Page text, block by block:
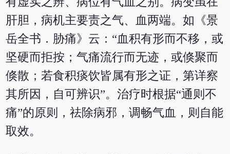
肝胆，病机主要责之气、血两端。如《景
岳全书．胁痛》云：“血积有形而不移，或
坚硬而拒按；气痛流行而无迹，或倏聚而
倏散；若食积痰饮皆属有形之证，第详察
其所因，自可辨识”。治疗时根据“通则不
痛”的原则，祛除病邪，调畅气血，则自能
取效。